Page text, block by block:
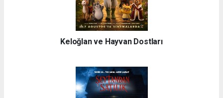
Keloğlan ve Hayvan Dostları